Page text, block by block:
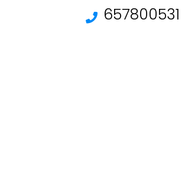
657800531